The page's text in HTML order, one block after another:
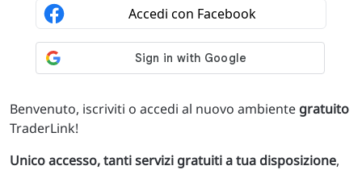
Benvenuto, iscriviti o accedi al nuovo ambiente gratuito
TraderLink!
Unico accesso, tanti servizi gratuiti a tua disposizione,